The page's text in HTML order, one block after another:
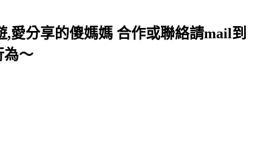
愛分享的傻媽媽 合作或聯絡請mail到
為～